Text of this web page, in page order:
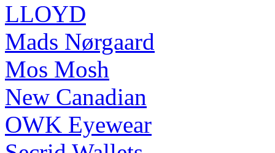
LLOYD
Mads Nørgaard
Mos Mosh
New Canadian
OWK Eyewear